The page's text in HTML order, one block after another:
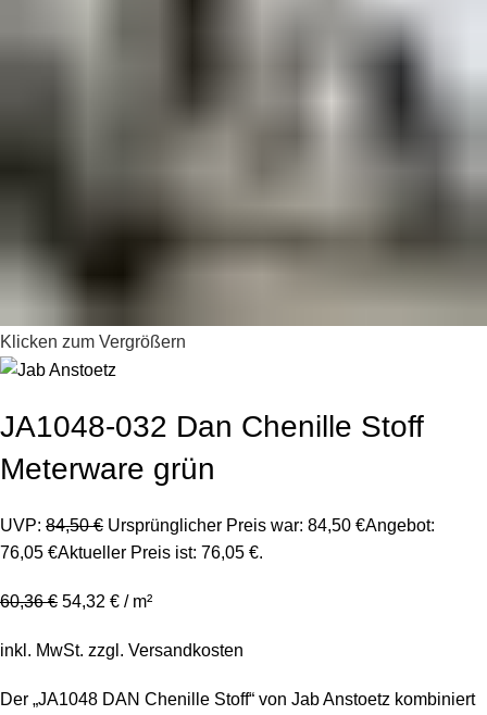
Klicken zum Vergrößern
JA1048-032 Dan Chenille Stoff
Meterware grün
UVP: 84,50€ Ursprünglicher Preis war: 84,50 €Angebot:
76,05 €Aktueller Preis ist: 76,05 €.
60,36€ 54,32 € / m²
inkl. MwSt. zzgl. Versandkosten
Der „JA1048 DAN Chenille Stoff“ von Jab Anstoetz kombiniert